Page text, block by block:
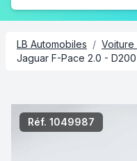
LB Automobiles / Voiture
Jaguar F-Pace 2.0 -
Réf. 1049987